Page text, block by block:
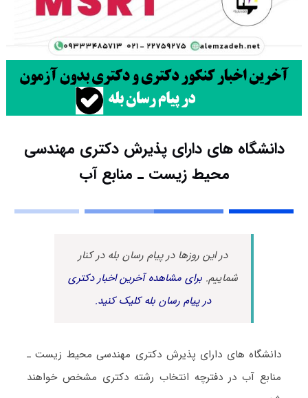
دانشگاه های دارای پذیرش دکتری مهندسی
محیط زیست ـ ﻣﻨﺎﺑﻊ آب
در این روزها در پیام رسان بله در کنار
شماییم.برای مشاهده آخرین اخبار دکتری
در پیام رسان بله کلیک کنید.
دانشگاه های دارای پذیرش دکتری مهندسی محیط زیست ـ
ﻣﻨﺎﺑﻊ آب در دفترچه انتخاب رشته دکتری مشخص خواهند